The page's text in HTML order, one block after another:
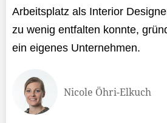
Arbeitsplatz als Interior
zu wenig entfalten konnte,
ein eigenes Unternehmen.
Nicole Öhri-Elkuch